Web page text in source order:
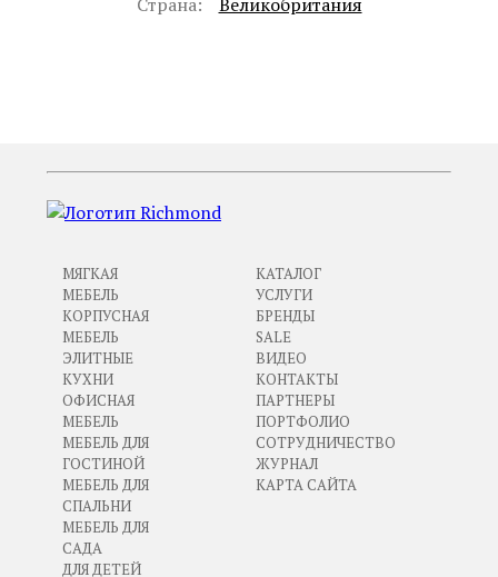
МЯГКАЯ
МЕБЕЛЬ
КОРПУСНАЯ
МЕБЕЛЬ
ЭЛИТНЫЕ
КУХНИ
ОФИСНАЯ
МЕБЕЛЬ
МЕБЕЛЬ ДЛЯ
ГОСТИНОЙ
МЕБЕЛЬ ДЛЯ
СПАЛЬНИ
МЕБЕЛЬ ДЛЯ
САДА
ДЛЯ ДЕТЕЙ
КАТАЛОГ
УСЛУГИ
БРЕНДЫ
SALE
ВИДЕО
КОНТАКТЫ
ПАРТНЕРЫ
ПОРТФОЛИО
СОТРУДНИЧЕСТВО
ЖУРНАЛ
КАРТА САЙТА